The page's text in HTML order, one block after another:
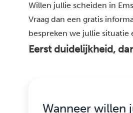
Willen jullie scheiden in
Vraag dan een gratis
bespreken we jullie
Eerst duidelijkheid,
Wanneer willen